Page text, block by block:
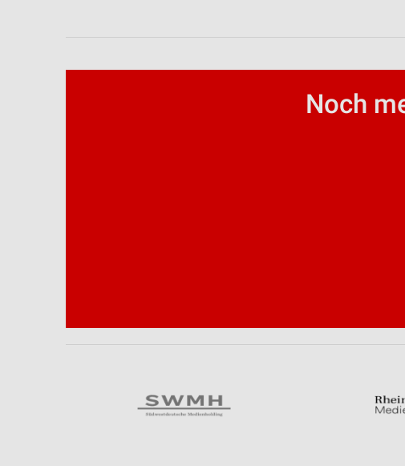
Noch
Analyse von Zielgruppen durch Statistiken oder Kombinationen von